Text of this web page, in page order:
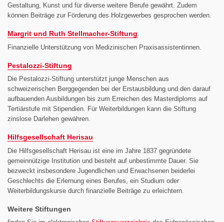
Gestaltung, Kunst und für diverse weitere Berufe gewährt. Zudem
können Beiträge zur Förderung des Holzgewerbes gesprochen werden.
Margrit und Ruth Stellmacher-Stiftung
Finanzielle Unterstützung von Medizinischen Praxisassistentinnen.
Pestalozzi-Stiftung
Die Pestalozzi-Stiftung unterstützt junge Menschen aus
schweizerischen Berggegenden bei der Erstausbildung und den darauf
aufbauenden Ausbildungen bis zum Erreichen des Masterdiploms auf
Tertiärstufe mit Stipendien. Für Weiterbildungen kann die Stiftung
zinslose Darlehen gewähren.
Hilfsgesellschaft Herisau
Die Hilfsgesellschaft Herisau ist eine im Jahre 1837 gegründete
gemeinnützige Institution und besteht auf unbestimmte Dauer. Sie
bezweckt insbesondere Jugendlichen und Erwachsenen beiderlei
Geschlechts die Erlernung eines Berufes, ein Studium oder
Weiterbildungskurse durch finanzielle Beiträge zu erleichtern.
Weitere Stiftungen